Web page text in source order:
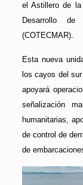
el Astillero de la
Desarrollo
(COTECMAR).
Esta nueva
los cayos del
apoyará
señalización
humanitarias,
de control de
de